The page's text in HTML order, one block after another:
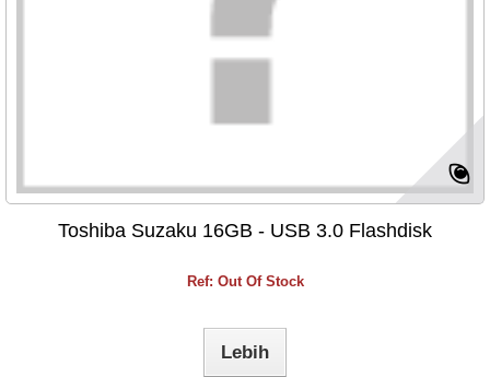
Toshiba Suzaku 16GB - USB 3.0 Flashdisk
Ref: Out Of Stock
Lebih